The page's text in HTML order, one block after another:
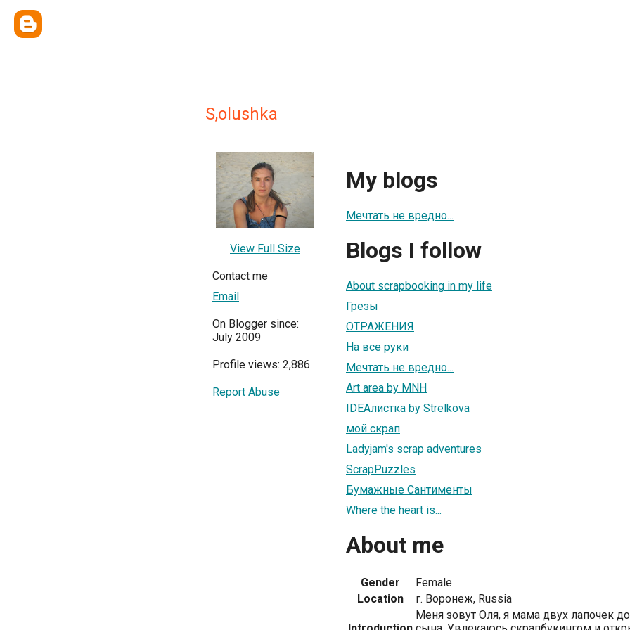
S,olushka
View Full Size
Contact me
Email
On Blogger since:
July 2009
Profile views: 2,886
Report Abuse
My blogs
Мечтать не вредно...
Blogs I follow
About scrapbooking in my life
Грезы
ОТРАЖЕНИЯ
На все руки
Мечтать не вредно...
Art area by MNH
IDEAлистка by Strelkova
мой скрап
Ladyjam's scrap adventures
ScrapPuzzles
Бумажные Сантименты
Where the heart is...
About me
Gender
Female
Location
г. Воронеж, Russia
Меня зовут Оля, я мама двух лапочек